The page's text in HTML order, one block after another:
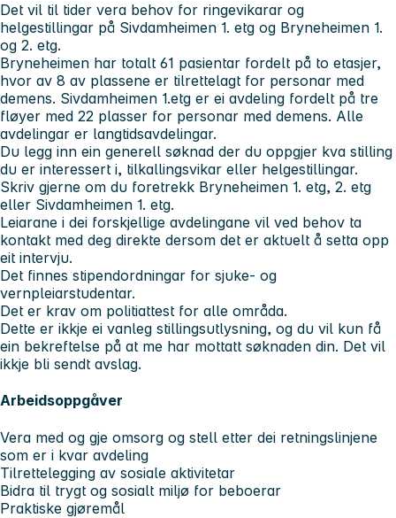
Det vil til tider vera behov for ringevikarar og
helgestillingar på Sivdamheimen 1. etg og Bryneheimen 1.
og 2. etg.
Bryneheimen har totalt 61 pasientar fordelt på to etasjer,
hvor av 8 av plassene er tilrettelagt for personar med
demens. Sivdamheimen 1.etg er ei avdeling fordelt på tre
fløyer med 22 plasser for personar med demens. Alle
avdelingar er langtidsavdelingar.
Du legg inn ein generell søknad der du oppgjer kva stilling
du er interessert i, tilkallingsvikar eller helgestillingar.
Skriv gjerne om du foretrekk Bryneheimen 1. etg, 2. etg
eller Sivdamheimen 1. etg.
Leiarane i dei forskjellige avdelingane vil ved behov ta
kontakt med deg direkte dersom det er aktuelt å setta opp
eit intervju.
Det finnes stipendordningar for sjuke- og
vernpleiarstudentar.
Det er krav om politiattest for alle områda.
Dette er ikkje ei vanleg stillingsutlysning, og du vil kun få
ein bekreftelse på at me har mottatt søknaden din. Det vil
ikkje bli sendt avslag.
Arbeidsoppgåver
Vera med og gje omsorg og stell etter dei retningslinjene
som er i kvar avdeling
Tilrettelegging av sosiale aktivitetar
Bidra til trygt og sosialt miljø for beboerar
Praktiske gjøremål